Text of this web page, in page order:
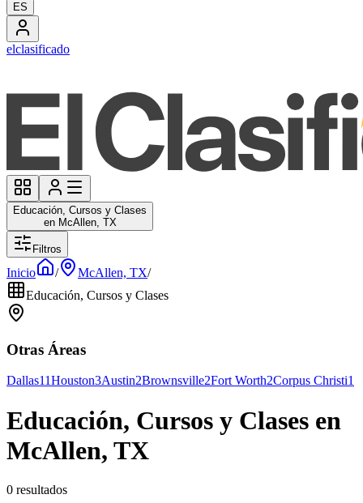
ES
elclasificado
Educación, Cursos y Clases
en McAllen, TX
Filtros
Inicio / McAllen, TX/
Educación, Cursos y Clases
Otras Áreas
Dallas11Houston3Austin2Brownsville2Fort Worth2Corpus Christi1
Educación, Cursos y Clases en
McAllen, TX
0 resultados